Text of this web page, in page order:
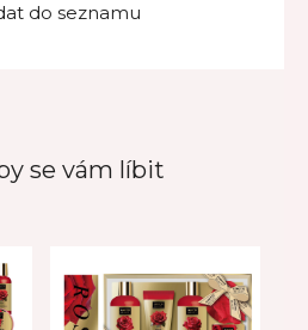
do seznamu
se vám líbit